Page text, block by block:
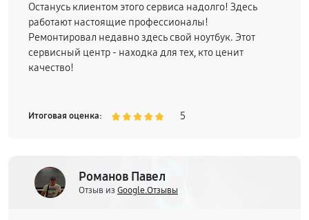
Останусь клиентом этого сервиса надолго! Здесь
работают настоящие профессионалы!
Ремонтировал недавно здесь свой ноутбук. Этот
сервисный центр - находка для тех, кто ценит
качество!
Итоговая оценка: 5
Романов Павел
Отзыв из Google.Отзывы